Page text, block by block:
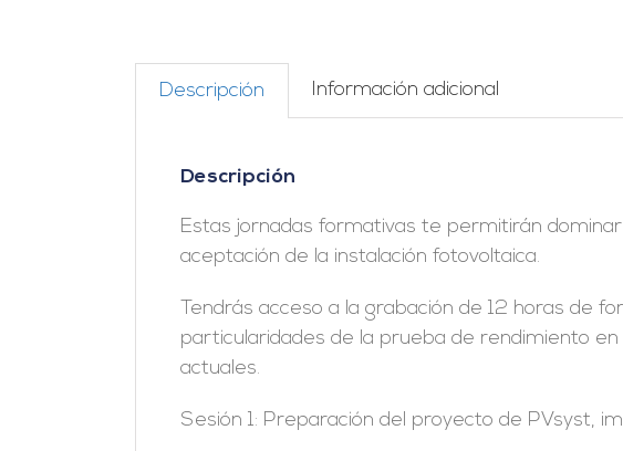
Descripción Información adicional
Descripción
Estas jornadas formativas te permitirán
aceptación de la instalación fotovoltaica.
Tendrás acceso a la grabación de 12 horas de
particularidades de la prueba de rendimiento
actuales.
Sesión 1: Preparación del proyecto de PVsyst,